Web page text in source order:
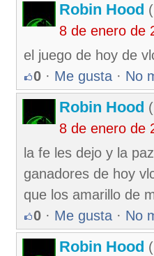
Robin Hood
8 de enero de
el juego de hoy de
0 · Me gusta · No
Robin Hood
8 de enero de
la fe les dejo y la
ganadores de hoy
que los amarillo de
0 · Me gusta · No
Robin Hood